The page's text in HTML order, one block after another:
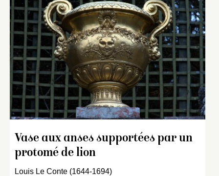
Vase aux anses supportées par un
protomé de lion
Louis Le Conte (1644-1694)